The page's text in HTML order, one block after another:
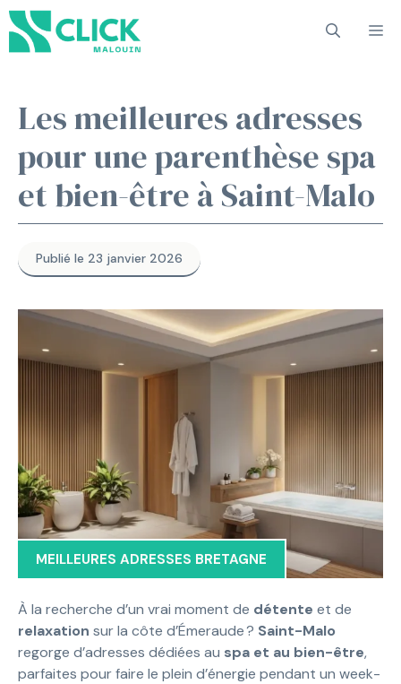
Aller
au
contenu
Les meilleures adresses
pour une parenthèse spa
et bien-être à Saint-Malo
Publié le 23 janvier 2026
MEILLEURES ADRESSES BRETAGNE
À la recherche d’un vrai moment de détente et de
relaxation sur la côte d’Émeraude ? Saint-Malo
regorge d’adresses dédiées au spa et au bien-être,
parfaites pour faire le plein d’énergie pendant un week-